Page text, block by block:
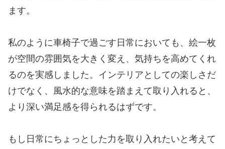
ます。
私のように車椅子で過ごす日常においても、絵一枚
が空間の雰囲気を大きく変え、気持ちを高めてくれ
るのを実感しました。インテリアとしての楽しさだ
けでなく、風水的な意味を踏まえて取り入れると、
より深い満足感を得られるはずです。
もし日常にちょっとした力を取り入れたいと考えて